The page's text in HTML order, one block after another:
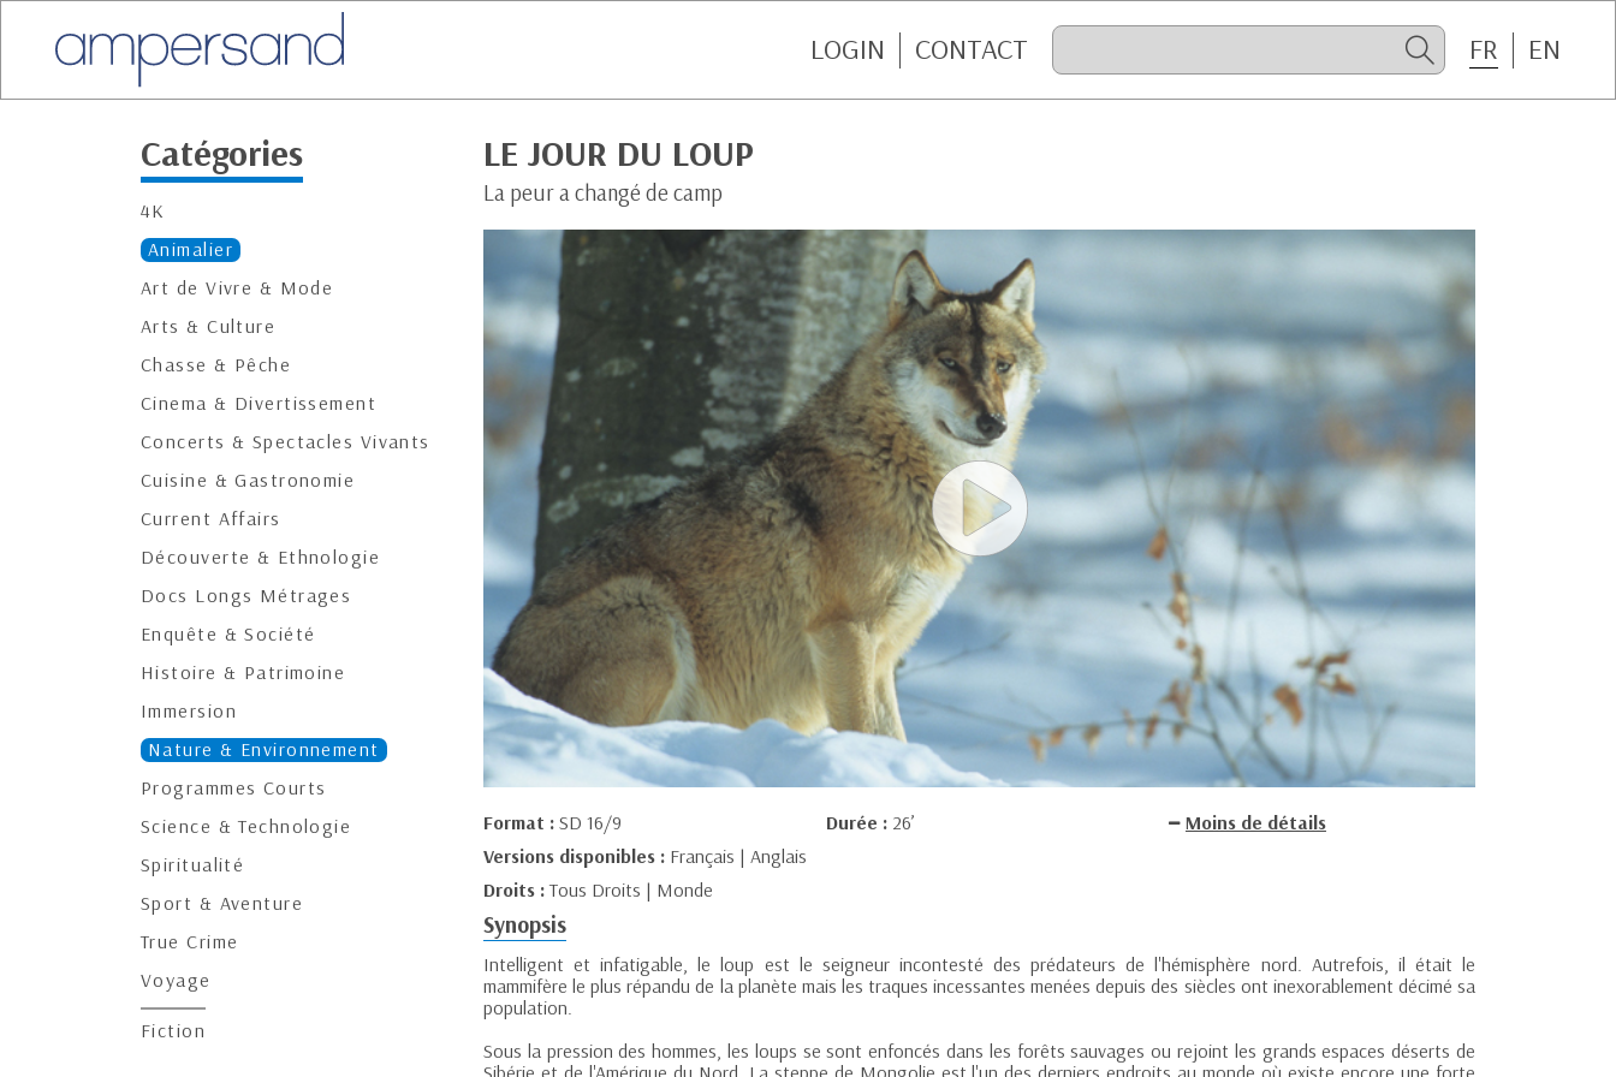
LOGIN CONTACT FR EN
Catégories
4K
Animalier
Art de Vivre & Mode
Arts & Culture
Chasse & Pêche
Cinema & Divertissement
Concerts & Spectacles Vivants
Cuisine & Gastronomie
Current Affairs
Découverte & Ethnologie
Docs Longs Métrages
Enquête & Société
Histoire & Patrimoine
Immersion
Nature & Environnement
Programmes Courts
Science & Technologie
Spiritualité
Sport & Aventure
True Crime
Voyage
Fiction
LE JOUR DU LOUP
La peur a changé de camp
Format : SD 16/9 Durée : 26’
Moins de détails
Versions disponibles : Français | Anglais
Droits :Tous Droits | Monde
Synopsis
Intelligent et infatigable, le loup est le seigneur incontesté des prédateurs de l'hémisphère nord. Autrefois, il était le
mammifère le plus répandu de la planète mais les traques incessantes menées depuis des siècles ont inexorablement décimé sa
population.
Sous la pression des hommes, les loups se sont enfoncés dans les forêts sauvages ou rejoint les grands espaces déserts de